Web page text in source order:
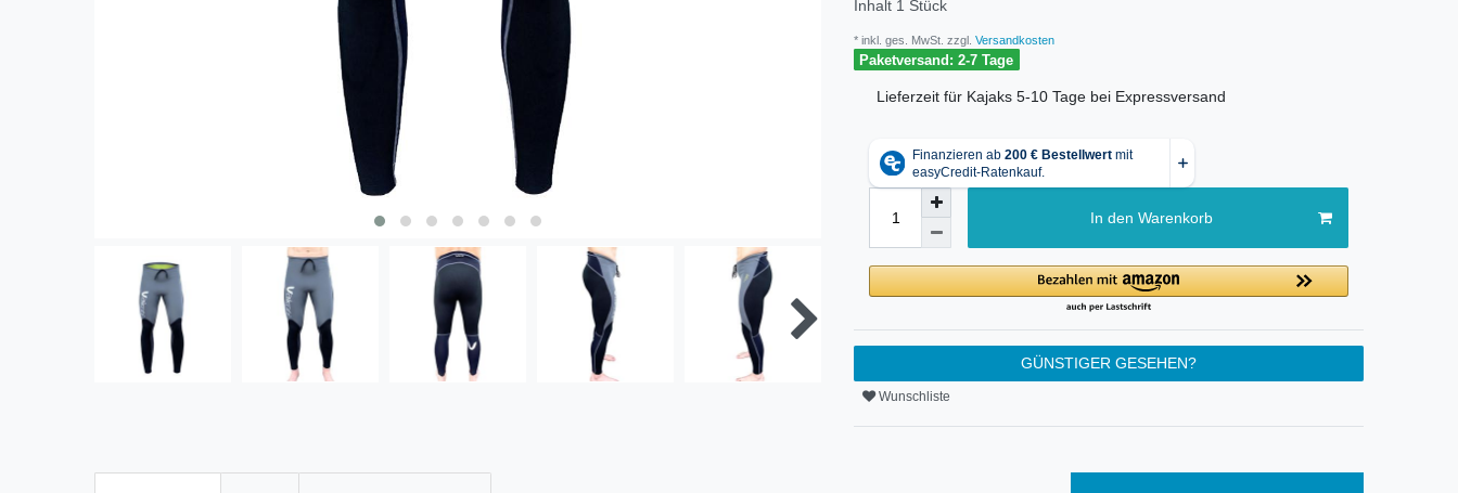
Inhalt 1 Stück
* inkl. ges. MwSt. zzgl. Versandkosten
Paketversand: 2-7 Tage
Lieferzeit für Kajaks 5-10 Tage bei Expressversand
In den Warenkorb
GÜNSTIGER GESEHEN?
Wunschliste